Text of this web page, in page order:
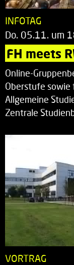
INFOTAG
Do. 05.11. um
FH meets
Online-
Oberstufe sowie
Allgemeine
Zentrale
VORTRAG